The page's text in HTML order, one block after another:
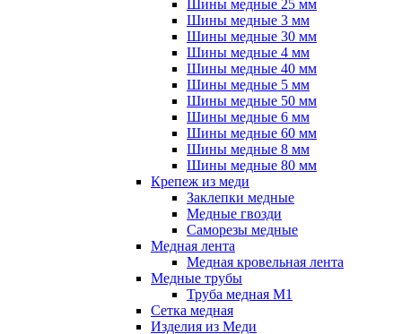
Шины медные 25 мм
Шины медные 3 мм
Шины медные 30 мм
Шины медные 4 мм
Шины медные 40 мм
Шины медные 5 мм
Шины медные 50 мм
Шины медные 6 мм
Шины медные 60 мм
Шины медные 8 мм
Шины медные 80 мм
Крепеж из меди
Заклепки медные
Медные гвозди
Саморезы медные
Медная лента
Медная кровельная лента
Медные трубы
Труба медная М1
Сетка медная
Изделия из Меди